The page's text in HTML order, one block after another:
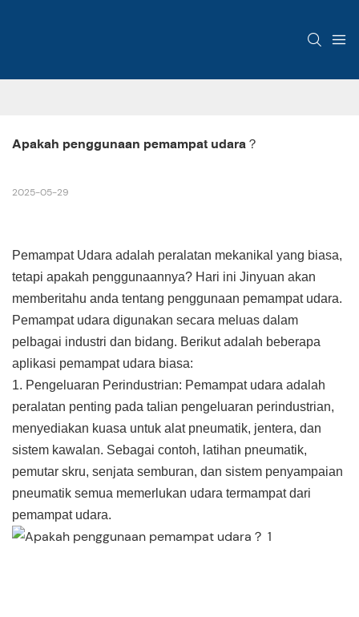
Apakah penggunaan pemampat udara？
2025-05-29
Pemampat Udara adalah peralatan mekanikal yang biasa,
tetapi apakah penggunaannya? Hari ini Jinyuan akan
memberitahu anda tentang penggunaan pemampat udara.
Pemampat udara digunakan secara meluas dalam
pelbagai industri dan bidang. Berikut adalah beberapa
aplikasi pemampat udara biasa:
1. Pengeluaran Perindustrian: Pemampat udara adalah
peralatan penting pada talian pengeluaran perindustrian,
menyediakan kuasa untuk alat pneumatik, jentera, dan
sistem kawalan. Sebagai contoh, latihan pneumatik,
pemutar skru, senjata semburan, dan sistem penyampaian
pneumatik semua memerlukan udara termampat dari
pemampat udara.